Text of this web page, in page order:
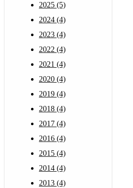
2025 (5)
2024 (4)
2023 (4)
2022 (4)
2021 (4)
2020 (4)
2019 (4)
2018 (4)
2017 (4)
2016 (4)
2015 (4)
2014 (4)
2013 (4)